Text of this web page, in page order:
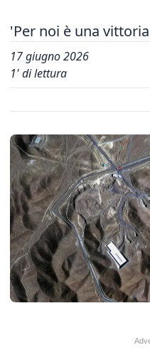
'Per noi è una
17 giugno 2026
1' di lettura